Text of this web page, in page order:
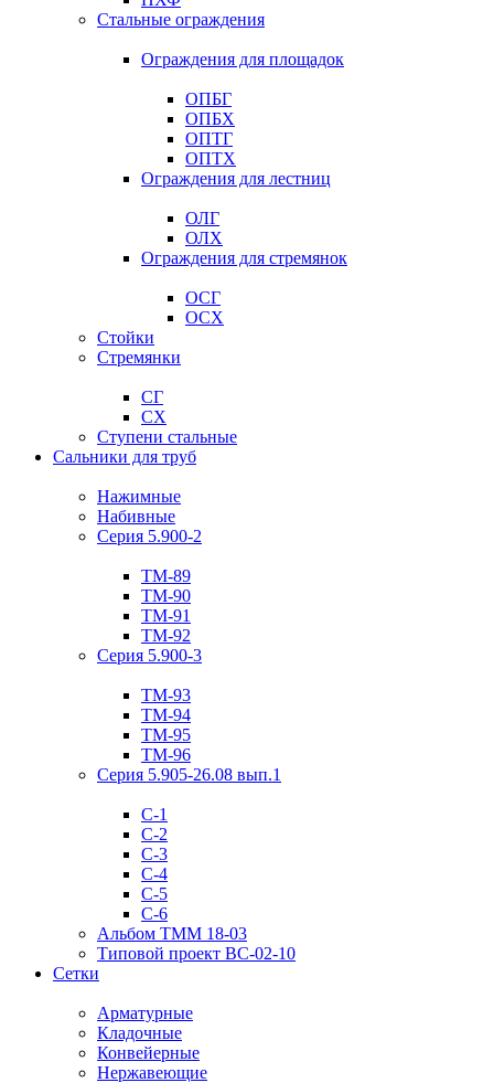
Стальные ограждения
Ограждения для площадок
ОПБГ
ОПБХ
ОПТГ
ОПТХ
Ограждения для лестниц
ОЛГ
ОЛХ
Ограждения для стремянок
ОСГ
ОСХ
Стойки
Стремянки
СГ
СХ
Ступени стальные
Сальники для труб
Нажимные
Набивные
Серия 5.900-2
ТМ-89
ТМ-90
ТМ-91
ТМ-92
Серия 5.900-3
ТМ-93
ТМ-94
ТМ-95
ТМ-96
Серия 5.905-26.08 вып.1
С-1
С-2
С-3
С-4
С-5
С-6
Альбом ТММ 18-03
Типовой проект ВС-02-10
Сетки
Арматурные
Кладочные
Конвейерные
Нержавеющие